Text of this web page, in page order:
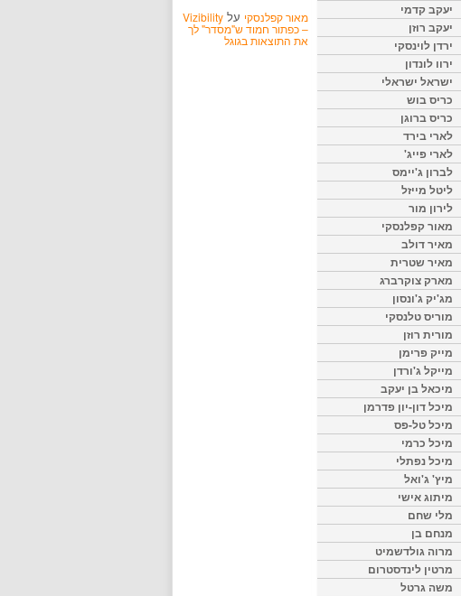
מאור קפלנסקי על Vizibility
– כפתור חמוד ש"מסדר" לך
את התוצאות בגוגל
יעקב קדמי
יעקב רוזן
ירדן לוינסקי
ירוו לונדון
ישראל ישראלי
כריס בוש
כריס ברוגן
לארי בירד
לארי פייג'
לברון ג'יימס
ליטל מייזל
לירון מור
מאור קפלנסקי
מאיר דולב
מאיר שטרית
מארק צוקרברג
מג'יק ג'ונסון
מוריס טלנסקי
מורית רוזן
מייק פרימן
מייקל ג'ורדן
מיכאל בן יעקב
מיכל דון-יון פדרמן
מיכל טל-פס
מיכל כרמי
מיכל נפתלי
מיץ' ג'ואל
מיתוג אישי
מלי שחם
מנחם בן
מרוה גולדשמיט
מרטין לינדסטרום
משה גרטל